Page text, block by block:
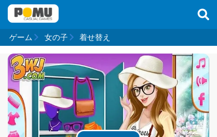
ゲーム 女の子 着せ替え